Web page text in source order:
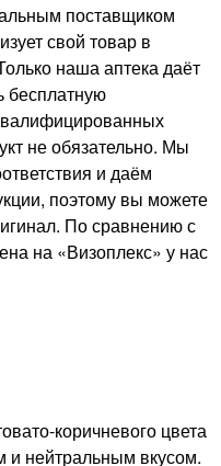
поставщиком
свой товар в
наша аптека даёт
бесплатную
не обязательно. Мы
и даём
поэтому вы можете
По сравнению с
на «Визоплекс» у нас
коричневого цвета
и нейтральным вкусом.